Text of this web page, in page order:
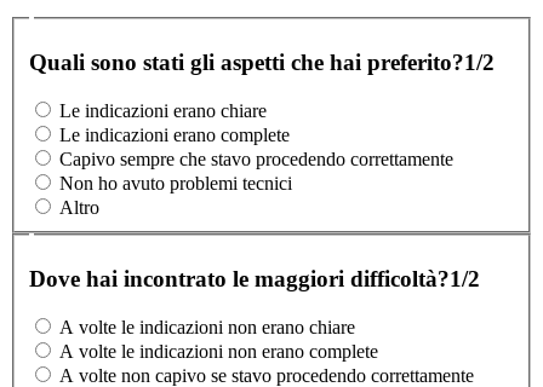
Quali sono stati gli aspetti che hai preferito?1/2
Le indicazioni erano chiare
Le indicazioni erano complete
Capivo sempre che stavo procedendo correttamente
Non ho avuto problemi tecnici
Altro
Dove hai incontrato le maggiori difficoltà?1/2
A volte le indicazioni non erano chiare
A volte le indicazioni non erano complete
A volte non capivo se stavo procedendo correttamente